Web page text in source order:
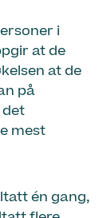
i
at de
at de
på
mest
én gang,